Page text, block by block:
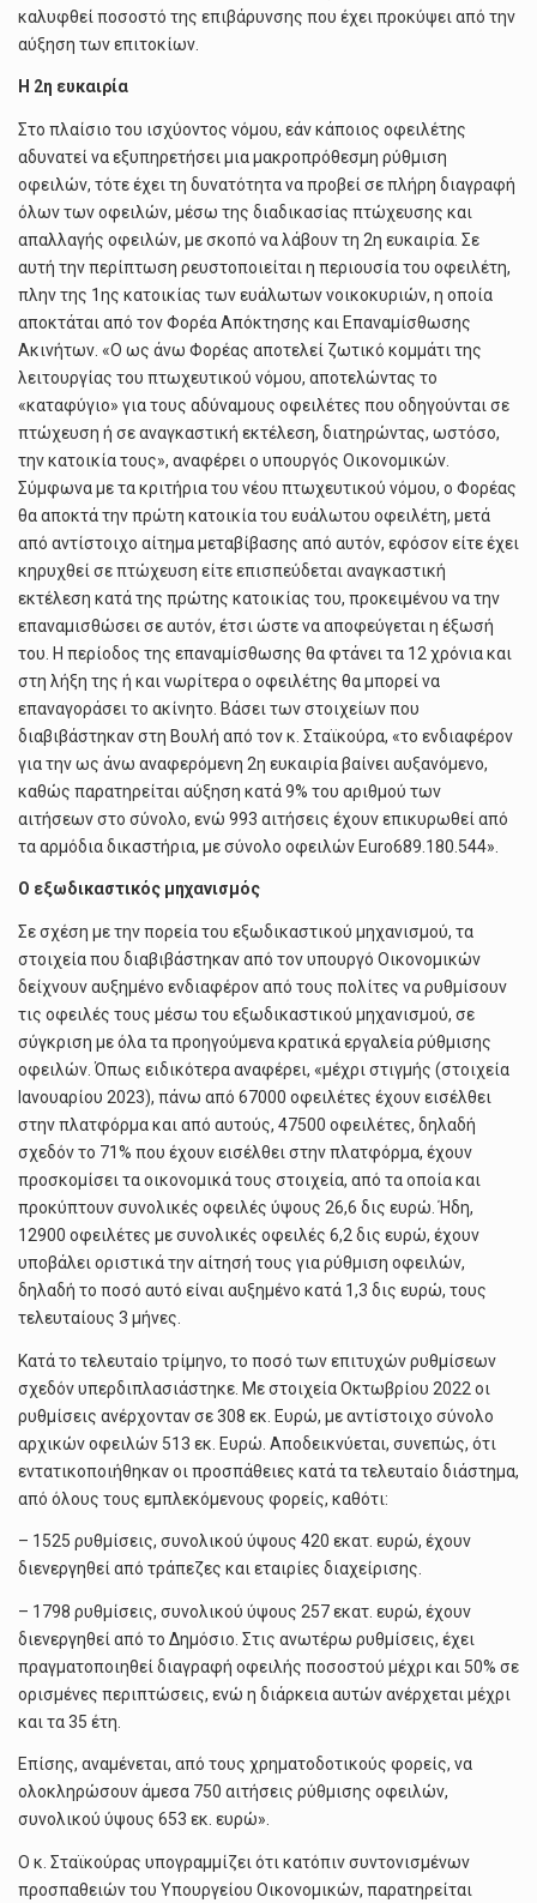
καλυφθεί ποσοστό της επιβάρυνσης που έχει προκύψει από την
αύξηση των επιτοκίων.
Η 2η ευκαιρία
Στο πλαίσιο του ισχύοντος νόμου, εάν κάποιος οφειλέτης
αδυνατεί να εξυπηρετήσει μια μακροπρόθεσμη ρύθμιση
οφειλών, τότε έχει τη δυνατότητα να προβεί σε πλήρη διαγραφή
όλων των οφειλών, μέσω της διαδικασίας πτώχευσης και
απαλλαγής οφειλών, με σκοπό να λάβουν τη 2η ευκαιρία. Σε
αυτή την περίπτωση ρευστοποιείται η περιουσία του οφειλέτη,
πλην της 1ης κατοικίας των ευάλωτων νοικοκυριών, η οποία
αποκτάται από τον Φορέα Απόκτησης και Επαναμίσθωσης
Ακινήτων. «Ο ως άνω Φορέας αποτελεί ζωτικό κομμάτι της
λειτουργίας του πτωχευτικού νόμου, αποτελώντας το
«καταφύγιο» για τους αδύναμους οφειλέτες που οδηγούνται σε
πτώχευση ή σε αναγκαστική εκτέλεση, διατηρώντας, ωστόσο,
την κατοικία τους», αναφέρει ο υπουργός Οικονομικών.
Σύμφωνα με τα κριτήρια του νέου πτωχευτικού νόμου, ο Φορέας
θα αποκτά την πρώτη κατοικία του ευάλωτου οφειλέτη, μετά
από αντίστοιχο αίτημα μεταβίβασης από αυτόν, εφόσον είτε έχει
κηρυχθεί σε πτώχευση είτε επισπεύδεται αναγκαστική
εκτέλεση κατά της πρώτης κατοικίας του, προκειμένου να την
επαναμισθώσει σε αυτόν, έτσι ώστε να αποφεύγεται η έξωσή
του. Η περίοδος της επαναμίσθωσης θα φτάνει τα 12 χρόνια και
στη λήξη της ή και νωρίτερα ο οφειλέτης θα μπορεί να
επαναγοράσει το ακίνητο. Βάσει των στοιχείων που
διαβιβάστηκαν στη Βουλή από τον κ. Σταϊκούρα, «το ενδιαφέρον
για την ως άνω αναφερόμενη 2η ευκαιρία βαίνει αυξανόμενο,
καθώς παρατηρείται αύξηση κατά 9% του αριθμού των
αιτήσεων στο σύνολο, ενώ 993 αιτήσεις έχουν επικυρωθεί από
τα αρμόδια δικαστήρια, με σύνολο οφειλών Euro689.180.544».
Ο εξωδικαστικός μηχανισμός
Σε σχέση με την πορεία του εξωδικαστικού μηχανισμού, τα
στοιχεία που διαβιβάστηκαν από τον υπουργό Οικονομικών
δείχνουν αυξημένο ενδιαφέρον από τους πολίτες να ρυθμίσουν
τις οφειλές τους μέσω του εξωδικαστικού μηχανισμού, σε
σύγκριση με όλα τα προηγούμενα κρατικά εργαλεία ρύθμισης
οφειλών. Όπως ειδικότερα αναφέρει, «μέχρι στιγμής (στοιχεία
Ιανουαρίου 2023), πάνω από 67000 οφειλέτες έχουν εισέλθει
στην πλατφόρμα και από αυτούς, 47500 οφειλέτες, δηλαδή
σχεδόν το 71% που έχουν εισέλθει στην πλατφόρμα, έχουν
προσκομίσει τα οικονομικά τους στοιχεία, από τα οποία και
προκύπτουν συνολικές οφειλές ύψους 26,6 δις ευρώ. Ήδη,
12900 οφειλέτες με συνολικές οφειλές 6,2 δις ευρώ, έχουν
υποβάλει οριστικά την αίτησή τους για ρύθμιση οφειλών,
δηλαδή το ποσό αυτό είναι αυξημένο κατά 1,3 δις ευρώ, τους
τελευταίους 3 μήνες.
Κατά το τελευταίο τρίμηνο, το ποσό των επιτυχών ρυθμίσεων
σχεδόν υπερδιπλασιάστηκε. Με στοιχεία Οκτωβρίου 2022 οι
ρυθμίσεις ανέρχονταν σε 308 εκ. Ευρώ, με αντίστοιχο σύνολο
αρχικών οφειλών 513 εκ. Ευρώ. Αποδεικνύεται, συνεπώς, ότι
εντατικοποιήθηκαν οι προσπάθειες κατά τα τελευταίο διάστημα,
από όλους τους εμπλεκόμενους φορείς, καθότι:
– 1525 ρυθμίσεις, συνολικού ύψους 420 εκατ. ευρώ, έχουν
διενεργηθεί από τράπεζες και εταιρίες διαχείρισης.
– 1798 ρυθμίσεις, συνολικού ύψους 257 εκατ. ευρώ, έχουν
διενεργηθεί από το Δημόσιο. Στις ανωτέρω ρυθμίσεις, έχει
πραγματοποιηθεί διαγραφή οφειλής ποσοστού μέχρι και 50% σε
ορισμένες περιπτώσεις, ενώ η διάρκεια αυτών ανέρχεται μέχρι
και τα 35 έτη.
Επίσης, αναμένεται, από τους χρηματοδοτικούς φορείς, να
ολοκληρώσουν άμεσα 750 αιτήσεις ρύθμισης οφειλών,
συνολικού ύψους 653 εκ. ευρώ».
Ο κ. Σταϊκούρας υπογραμμίζει ότι κατόπιν συντονισμένων
προσπαθειών του Υπουργείου Οικονομικών, παρατηρείται